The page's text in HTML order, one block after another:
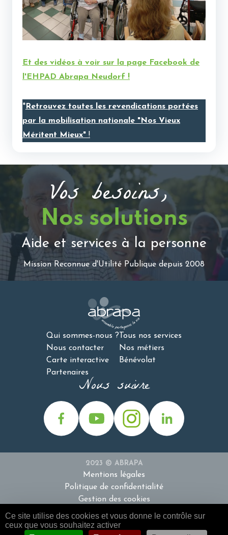
Et des vidéos à voir sur la page Facebook de
l'EHPAD Abrapa Neudorf !
*Retrouvez toutes les revendications portées
par la mobilisation nationale "Nos Vieux
Méritent Mieux" !
Vos besoins,
Nos solutions
Aide et services à la personne
Mission Reconnue d'Utilité Publique depuis 2008
Qui sommes-nous ?
Nous contacter
Carte interactive
Partenaires
Tous nos services
Nos métiers
Bénévolat
Nous suivre
2023 © ABRAPA
Mentions légales
Politique de confidentialité
Gestion des cookies
Ce site utilise des cookies et vous donne le contrôle sur
ceux que vous souhaitez activer